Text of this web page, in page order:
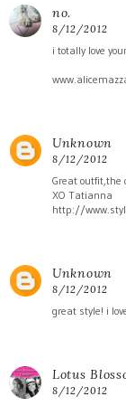
no.
8/12/2012
i totally love
Unknown
8/12/2012
Great outfit,the
XO Tatianna
http://
Unknown
8/12/2012
great style! i
Lotus
8/12/2012